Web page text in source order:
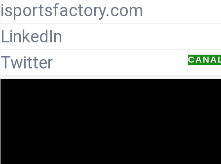
isportsfactory.com
LinkedIn
Twitter